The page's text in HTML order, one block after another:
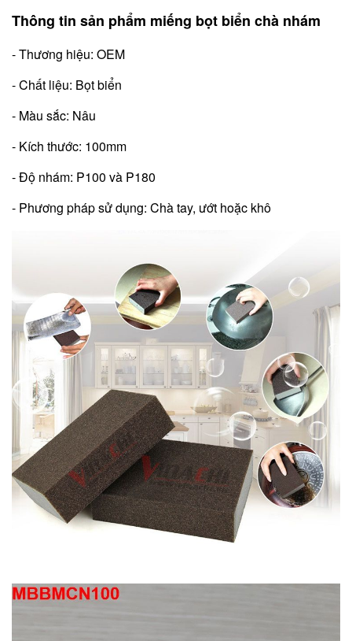
Thông tin sản phẩm miếng bọt biển chà nhám
- Thương hiệu: OEM
- Chất liệu: Bọt biển
- Màu sắc: Nâu
- Kích thước: 100mm
- Độ nhám: P100 và P180
- Phương pháp sử dụng: Chà tay, ướt hoặc khô